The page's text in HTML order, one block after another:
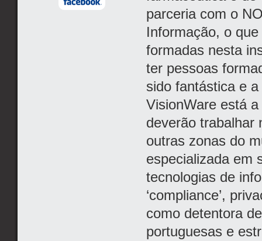
parceria com o
Informação, o
formadas nesta
ter pessoas
sido fantástica e
VisionWare está
deverão trabalhar
outras zonas do
especializada em
tecnologias de
‘compliance’,
como detentora
portuguesas e